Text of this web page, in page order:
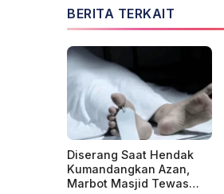
BERITA TERKAIT
Diserang Saat Hendak
Kumandangkan Azan,
Marbot Masjid Tewas